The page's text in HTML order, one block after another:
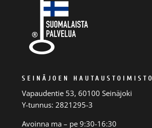
SEINÄJOEN HAUTAUSTOIMISTO
Vapaudentie 53, 60100 Seinäjoki
Y-tunnus: 2821295-3
Avoinna ma – pe 9:30-16:30